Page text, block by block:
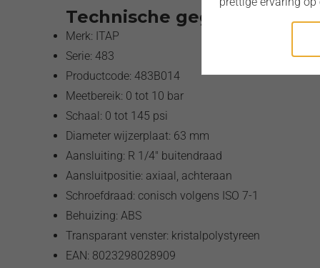
Technische gegevens
Merk: ITAP
Serie: 483
Productcode: 483B014
Meetbereik: 0 tot 10 bar
Schaal: 0 tot 145 psi
Diameter wijzerplaat: 63 mm
Aansluiting: R 1/4" buitendraad
Aansluitpositie: axiaal, achteraan
Schroefdraad: conisch volgens ISO 7-1
Behuizing: ABS
Transparant venster: kristalpolystyreen
EAN: 8023298028909